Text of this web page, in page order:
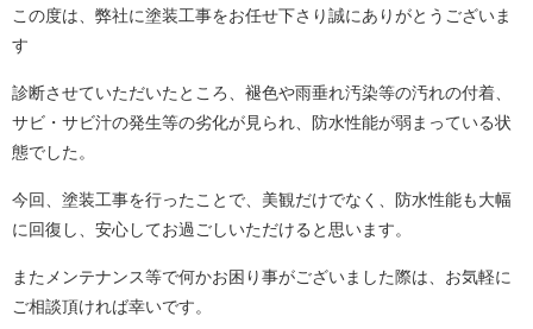
この度は、弊社に塗装工事をお任せ下さり誠にありがとうございま
す
診断させていただいたところ、褪色や雨垂れ汚染等の汚れの付着、
サビ・サビ汁の発生等の劣化が見られ、防水性能が弱まっている状
態でした。
今回、塗装工事を行ったことで、美観だけでなく、防水性能も大幅
に回復し、安心してお過ごしいただけると思います。
またメンテナンス等で何かお困り事がございました際は、お気軽に
ご相談頂ければ幸いです。